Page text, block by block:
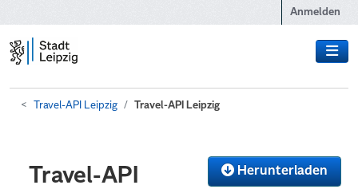
Anmelden
Travel-API Leipzig Travel-API Leipzig
Herunterladen
Travel-API